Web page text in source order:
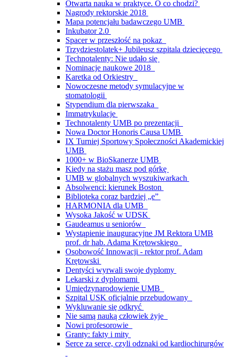
Otwarta nauka w praktyce. O co chodzi?
Nagrody rektorskie 2018
Mapa potencjału badawczego UMB
Inkubator 2.0
Spacer w przeszłość na pokaz
Trzydziestolatek+ Jubileusz szpitala dziecięcego
Technotalenty: Nie udało się
Nominacje naukowe 2018
Karetka od Orkiestry
Nowoczesne metody symulacyjne w
stomatologii
Stypendium dla pierwszaka
Immatrykulacje
Technotalenty UMB po prezentacji
Nowa Doctor Honoris Causa UMB
IX Turniej Sportowy Społeczności Akademickiej
UMB
1000+ w BioSkanerze UMB
Kiedy na stażu masz pod górkę
UMB w globalnych wyszukiwarkach
Absolwenci: kierunek Boston
Biblioteka coraz bardziej „e”
HARMONIA dla UMB
Wysoka Jakość w UDSK
Gaudeamus u seniorów
Wystąpienie inauguracyjne JM Rektora UMB
prof. dr hab. Adama Krętowskiego
Osobowość Innowacji - rektor prof. Adam
Krętowski
Dentyści wyrwali swoje dyplomy
Lekarski z dyplomami
Umiędzynarodowienie UMB
Szpital USK oficjalnie przebudowany
Wykluwanie się odkryć
Nie samą nauką człowiek żyje
Nowi profesorowie
Granty: fakty i mity
Serce za serce, czyli odznaki od kardiochirurgów